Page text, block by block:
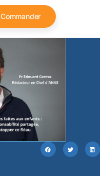
Commander